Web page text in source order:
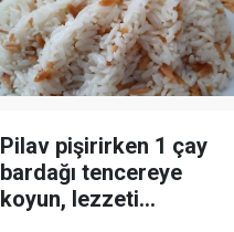
Pilav pişirirken 1 çay
bardağı tencereye
koyun, lezzeti